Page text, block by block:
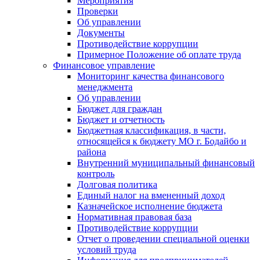
Проверки
Об управлении
Документы
Противодействие коррупции
Примерное Положение об оплате труда
Финансовое управление
Мониторинг качества финансового
менеджмента
Об управлении
Бюджет для граждан
Бюджет и отчетность
Бюджетная классификация, в части,
относящейся к бюджету МО г. Бодайбо и
района
Внутренний муниципальный финансовый
контроль
Долговая политика
Единый налог на вмененный доход
Казначейское исполнение бюджета
Нормативная правовая база
Противодействие коррупции
Отчет о проведении специальной оценки
условий труда